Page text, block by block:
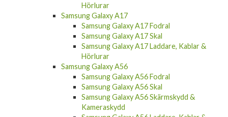
Hörlurar
Samsung Galaxy A17
Samsung Galaxy A17 Fodral
Samsung Galaxy A17 Skal
Samsung Galaxy A17 Laddare, Kablar &
Hörlurar
Samsung Galaxy A56
Samsung Galaxy A56 Fodral
Samsung Galaxy A56 Skal
Samsung Galaxy A56 Skärmskydd &
Kameraskydd